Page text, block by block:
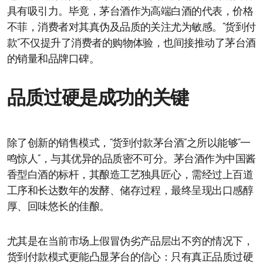
具有吸引力。毕竟，茅台酒作为高端白酒的代表，价格
不菲，消费者对其真伪及品质的关注尤为敏感。“货到付
款”不仅提升了消费者的购物体验，也间接推动了茅台酒
的销量和品牌口碑。
品质过硬是成功的关键
除了创新的销售模式，“货到付款茅台酒”之所以能够“一
鸣惊人”，与其优异的品质密不可分。茅台酒作为中国酱
香型白酒的标杆，其酿造工艺独具匠心，需经过上百道
工序和长达数年的发酵、储存过程，最终呈现出口感醇
厚、回味悠长的佳酿。
尤其是在当前市场上假冒伪劣产品层出不穷的情况下，
货到付款模式更能凸显茅台的信心：只有真正品质过硬